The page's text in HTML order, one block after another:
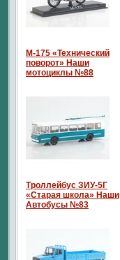
М-175 «Технический
поворот» Наши
мотоциклы №88
Троллейбус ЗИУ-5Г
«Старая школа» Наши
Автобусы №83